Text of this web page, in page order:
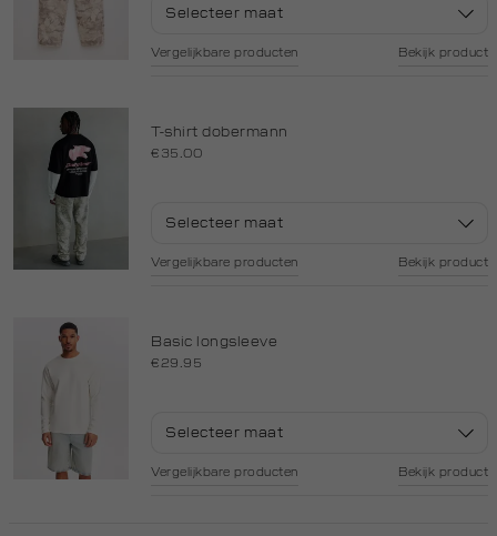
Selecteer maat
Vergelijkbare producten Bekijk product
T-shirt dobermann
€35.00
Selecteer maat
Vergelijkbare producten Bekijk product
Basic longsleeve
€29.95
Selecteer maat
Vergelijkbare producten Bekijk product